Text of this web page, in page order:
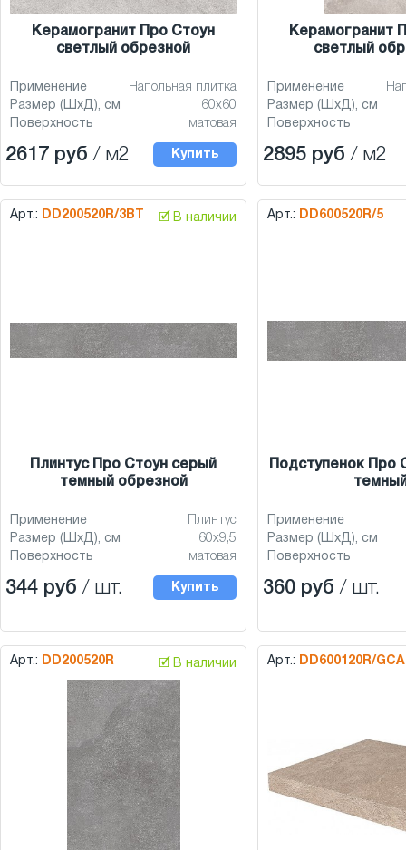
Керамогранит Про Стоун
светлый обрезной
Применение
Напольная плитка
Размер (ШхД), см
60x60
Поверхность
матовая
2617 руб / м2 Купить
Керамогранит
светлый
Применение
Размер (ШхД), см
Поверхность
2895 руб / м2
Арт.: DD200520R/3BT 🗹 В наличии
Плинтус Про Стоун серый
темный обрезной
Применение
Плинтус
Размер (ШхД), см
60x9,5
Поверхность
матовая
344 руб / шт. Купить
Арт.: DD600520R/5
Подступенок Про
Применение
Размер (ШхД), см
Поверхность
360 руб / шт.
Арт.: DD200520R 🗹 В наличии Арт.: DD600120R/GCA